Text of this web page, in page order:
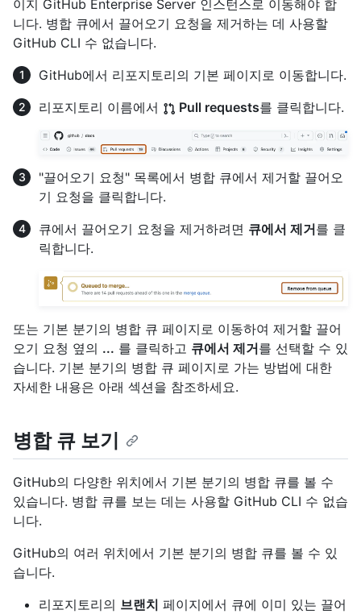
이지 GitHub Enterprise Server 인스턴스로 이동해야 합
니다. 병합 큐에서 끌어오기 요청을 제거하는 데 사용할
GitHub CLI 수 없습니다.
GitHub에서 리포지토리의 기본 페이지로 이동합니다.
리포지토리 이름에서
Pull requests를 클릭합니다.
"끌어오기 요청" 목록에서 병합 큐에서 제거할 끌어오
기 요청을 클릭합니다.
큐에서 끌어오기 요청을 제거하려면 큐에서 제거를 클
릭합니다.
또는 기본 분기의 병합 큐 페이지로 이동하여 제거할 끌어
오기 요청 옆의 ... 를 클릭하고 큐에서 제거를 선택할 수 있
습니다. 기본 분기의 병합 큐 페이지로 가는 방법에 대한
자세한 내용은 아래 섹션을 참조하세요.
병합 큐 보기
GitHub의 다양한 위치에서 기본 분기의 병합 큐를 볼 수
있습니다. 병합 큐를 보는 데는 사용할 GitHub CLI 수 없습
니다.
GitHub의 여러 위치에서 기본 분기의 병합 큐를 볼 수 있
습니다.
리포지토리의 브랜치 페이지에서 큐에 이미 있는 끌어